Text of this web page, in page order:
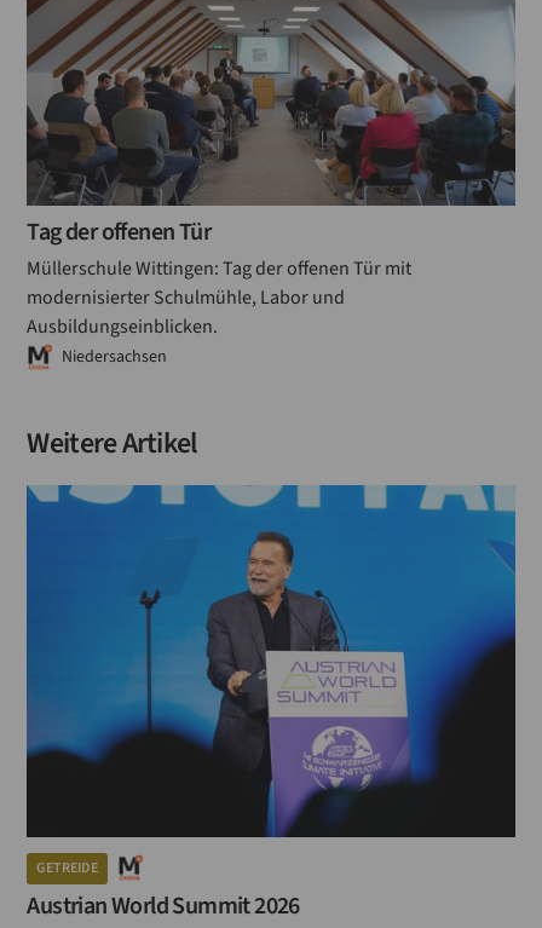
Tag der offenen Tür
Müllerschule Wittingen: Tag der offenen Tür mit
modernisierter Schulmühle, Labor und
Ausbildungseinblicken.
Niedersachsen
Weitere Artikel
GETREIDE
Austrian World Summit 2026